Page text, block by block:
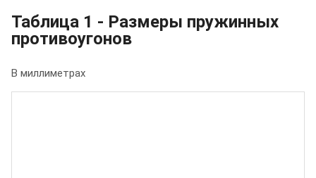
Таблица 1 - Размеры пружинных
противоугонов
В миллиметрах